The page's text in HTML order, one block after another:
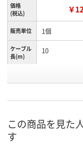
価格
(税込)
￥
販売単位 1個
ケーブル
長(m)
10
この商品を見た
す